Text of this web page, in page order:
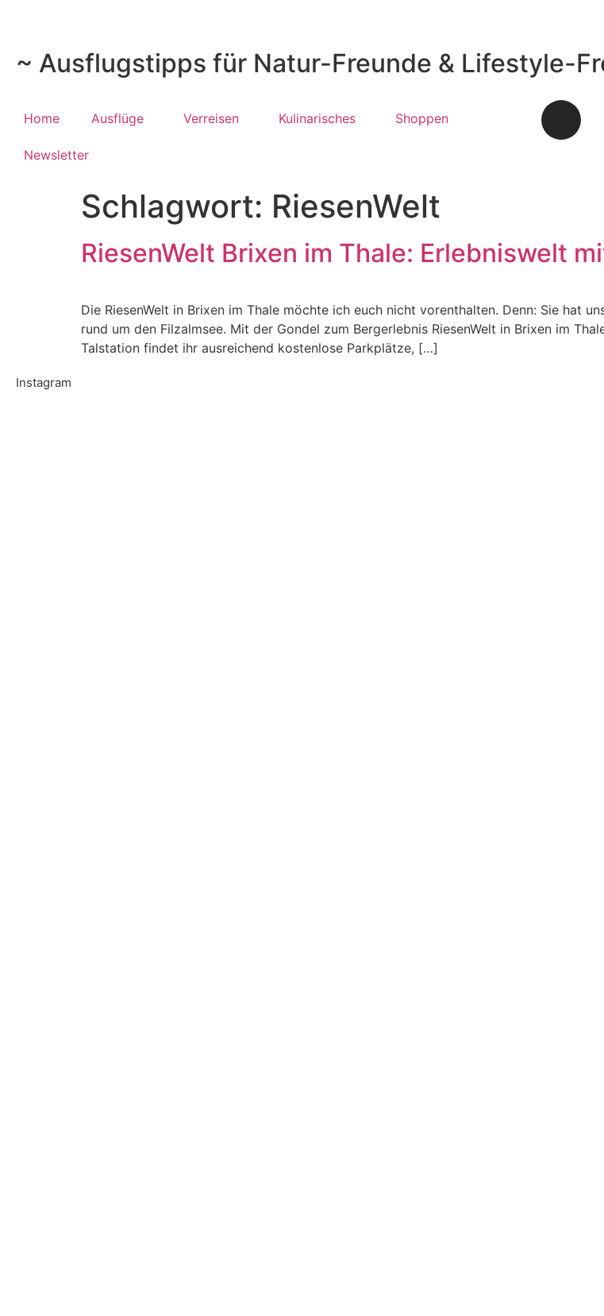
~ Ausflugstipps für Natur-Freunde & Lifestyle-
Home Ausflüge Verreisen Kulinarisches Shoppen
Newsletter
Schlagwort: RiesenWelt
RiesenWelt Brixen im Thale: Erlebniswelt
Die RiesenWelt in Brixen im Thale möchte ich euch nicht vorenthalten. Denn: Sie hat
rund um den Filzalmsee. Mit der Gondel zum Bergerlebnis RiesenWelt in Brixen im
Talstation findet ihr ausreichend kostenlose Parkplätze, […]
Instagram